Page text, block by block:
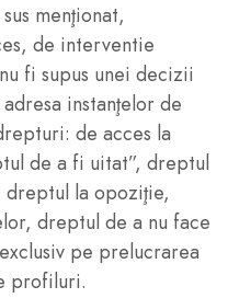
menţionat,
de interventie
fi supus unei decizii
instanţelor de
de acces la
de a fi uitat”, dreptul
la opoziţie,
dreptul de a nu face
pe prelucrarea
profiluri.